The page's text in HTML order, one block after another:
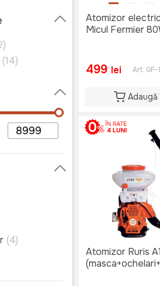
(14)
(4)
Atomizor
Micul Fermier
499 lei Art:
Adaugă
Atomizor Ruris